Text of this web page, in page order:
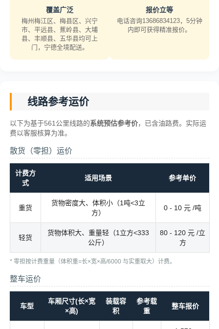
覆盖广泛
梅州梅江区、梅县区、兴宁
市、平远县、蕉岭县、大埔
县、丰顺县、五华县均可上
门，宁德全境配送。
报价立等
电话咨询13686834123，5分钟
内即可获得精准报价。
线路参考运价
以下为基于561公里线路的系统预估参考价，已含油路费。实际运
费以客服核算为准。
散货（零担）运价
计费方
式
适用场景 参考单价
重货
货物密度大、体积小（1吨<3立
方）
0 - 10 元 /吨
轻货
货物体积大、重量轻（1立方<333
公斤）
80 - 120 元 /立
方
* 零担按计费重量（体积重=长×宽×高/6000 与实重取大）计费。
整车运价
车型
车厢尺寸(长×宽
×高)
装载容
积
参考载
重
整车报价